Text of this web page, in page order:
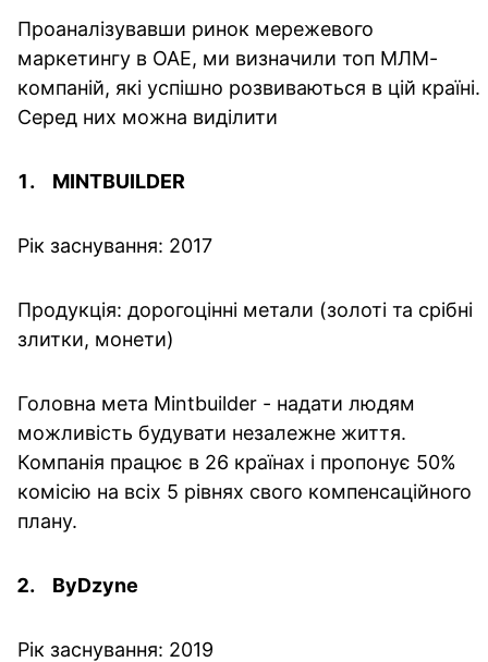
Проаналізувавши ринок мережевого
маркетингу в ОАЕ, ми визначили топ МЛМ-
компаній, які успішно розвиваються в цій країні.
Серед них можна виділити
MINTBUILDER
Рік заснування: 2017
Продукція: дорогоцінні метали (золоті та срібні
злитки, монети)
Головна мета Mintbuilder - надати людям
можливість будувати незалежне життя.
Компанія працює в 26 країнах і пропонує 50%
комісію на всіх 5 рівнях свого компенсаційного
плану.
ByDzyne
Рік заснування: 2019